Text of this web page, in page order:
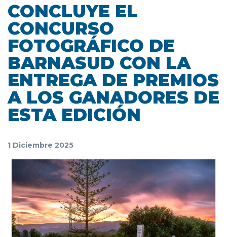
CONCLUYE EL
CONCURSO
FOTOGRÁFICO DE
BARNASUD CON LA
ENTREGA DE PREMIOS
A LOS GANADORES DE
ESTA EDICIÓN
1 Diciembre 2025